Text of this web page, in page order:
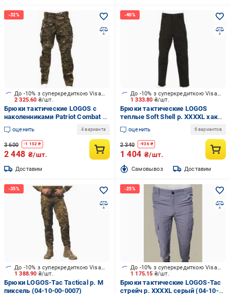
2 325.60 ₴/шт.
До -10% з суперкредиткою Visa Вигода
Брюки тактические LOGOS с
наколенниками Patriot Combat р.
S мультикам темный (04-10-00-
0010)оценить 4 варианта
3 600 -1 152 ₴
2 448 ₴/шт.
Доставим
1 333.80 ₴/шт.
До -10% з суперкредиткою Visa Вигода
Брюки тактические LOGOS
теплые Soft Shell р. XXXXL хаки
(04-10-00-0004)
оценить 6 вариантов
2 340 -936₴
1 404 ₴/шт.
Cамовывоз Доставим
1 388.90 ₴/шт.
До -10% з суперкредиткою Visa Вигода
Брюки LOGOS-Tac Tactical р. M
пиксель (04-10-00-0007)
1 175.15 ₴/шт.
До -10% з суперкредиткою Visa Вигода
Брюки тактические LOGOS-Tac
стрейч р. XXXXL серый (04-10-